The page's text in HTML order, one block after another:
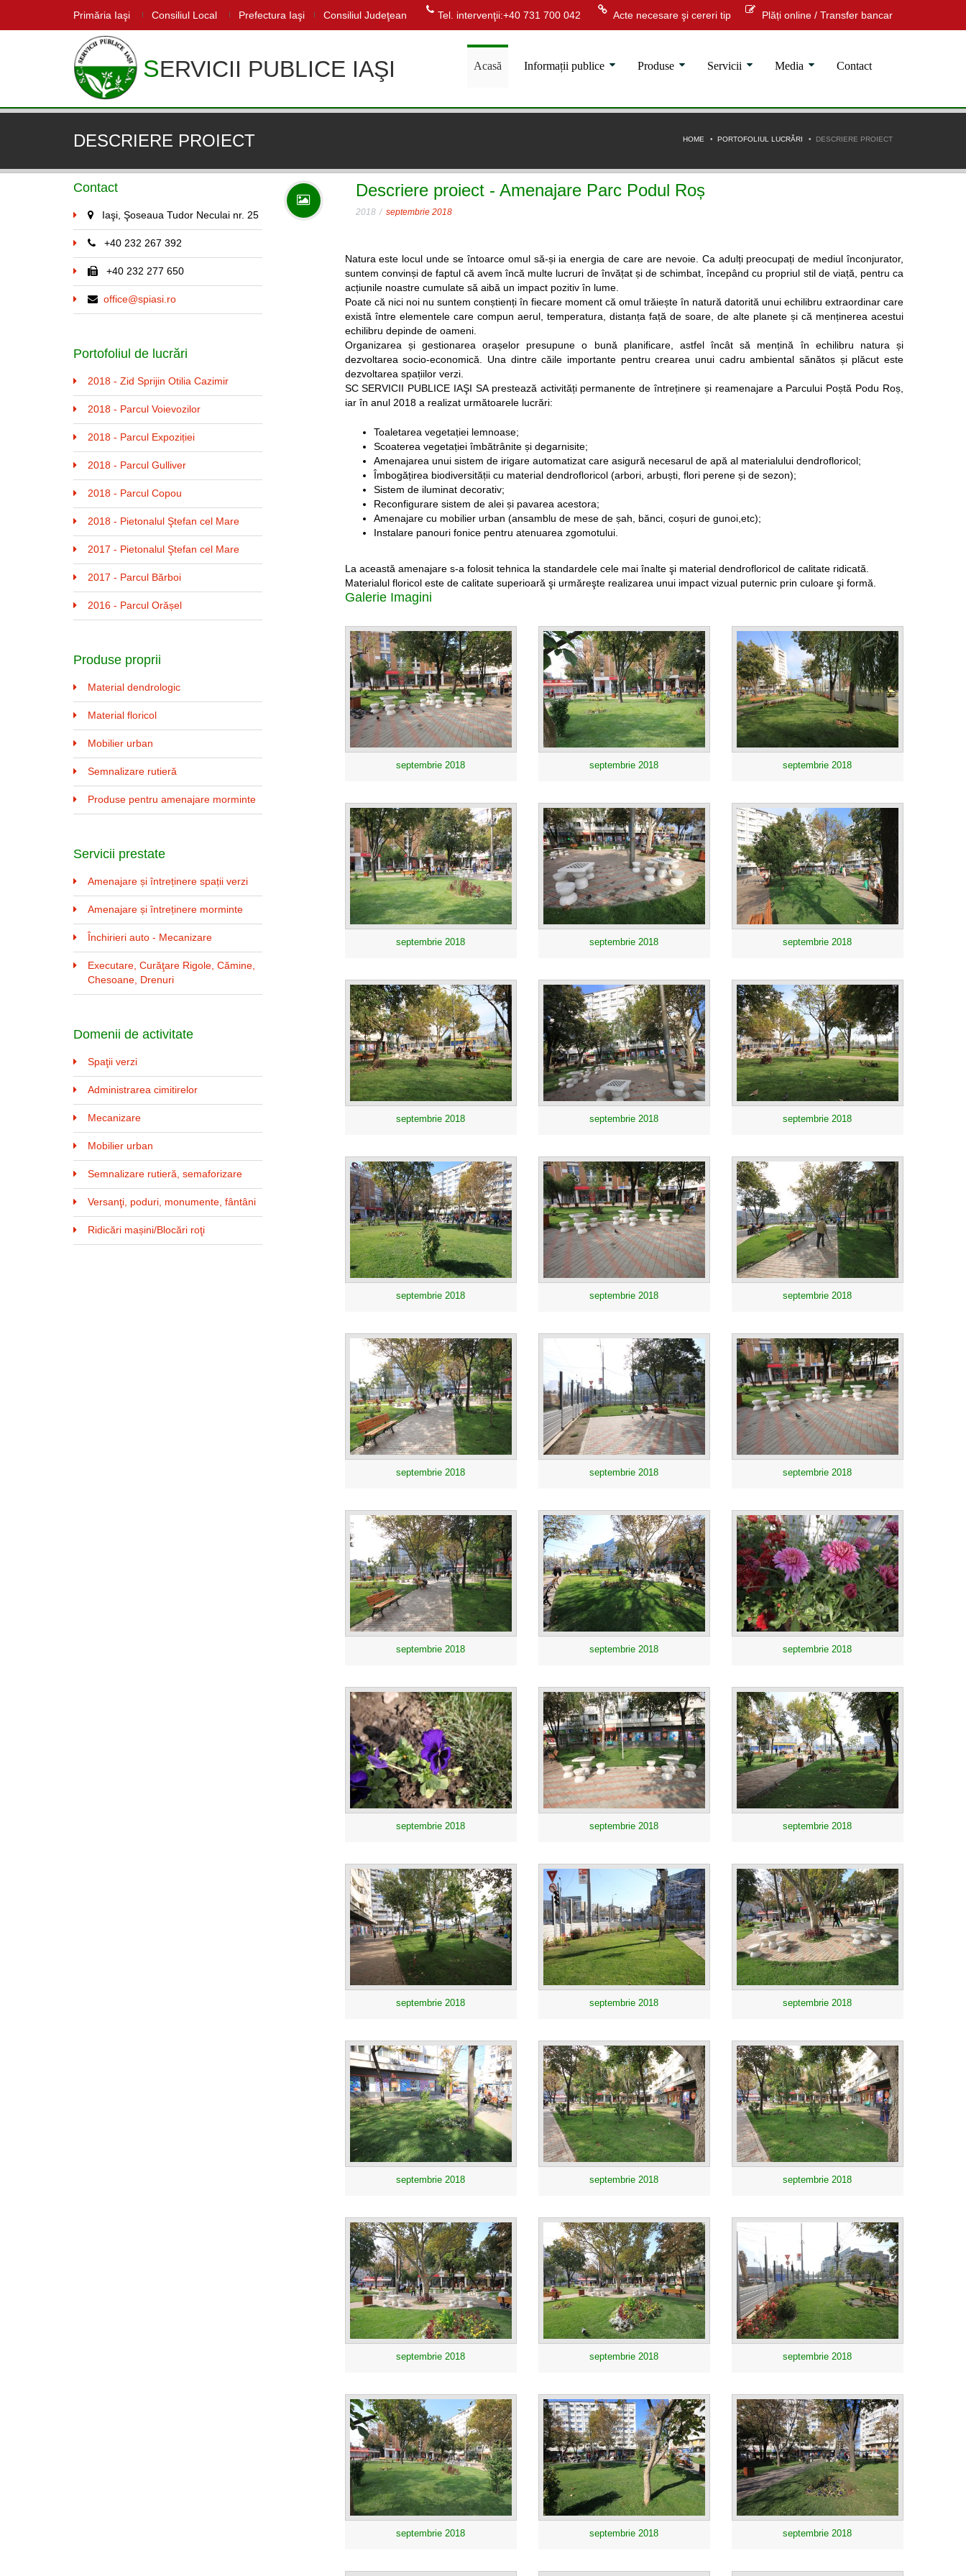
Primăria Iaşi Consiliul Local Prefectura Iaşi Consiliul Judeţean Tel. intervenţii:+40 731 700 042 Acte necesare şi cereri tip Plăți online / Transfer bancar
SERVICII PUBLICE IAŞI Acasă Informații publice Produse Servicii Media Contact
DESCRIERE PROIECT HOME PORTOFOLIUL LUCRĂRI DESCRIERE PROIECT
Contact
Iaşi, Şoseaua Tudor Neculai nr. 25
+40 232 267 392
+40 232 277 650
office@spiasi.ro
Portofoliul de lucrări
2018 - Zid Sprijin Otilia Cazimir
2018 - Parcul Voievozilor
2018 - Parcul Expoziției
2018 - Parcul Gulliver
2018 - Parcul Copou
2018 - Pietonalul Ştefan cel Mare
2017 - Pietonalul Ştefan cel Mare
2017 - Parcul Bărboi
2016 - Parcul Orășel
Produse proprii
Material dendrologic
Material floricol
Mobilier urban
Semnalizare rutieră
Produse pentru amenajare morminte
Servicii prestate
Amenajare și întreținere spații verzi
Amenajare și întreținere morminte
Închirieri auto - Mecanizare
Executare, Curăţare Rigole, Cămine,
Chesoane, Drenuri
Domenii de activitate
Spaţii verzi
Administrarea cimitirelor
Mecanizare
Mobilier urban
Semnalizare rutieră, semaforizare
Versanţi, poduri, monumente, fântâni
Ridicări mașini/Blocări roţi
Descriere proiect - Amenajare Parc Podul Roș
2018 septembrie 2018
Natura este locul unde se întoarce omul să-și ia energia de care are nevoie. Ca adulți preocupați de mediul înconjurator,
suntem convinși de faptul că avem încă multe lucruri de învățat și de schimbat, începând cu propriul stil de viață, pentru ca
acțiunile noastre cumulate să aibă un impact pozitiv în lume.
Poate că nici noi nu suntem conștienți în fiecare moment că omul trăiește în natură datorită unui echilibru extraordinar care
există între elementele care compun aerul, temperatura, distanța față de soare, de alte planete și că menținerea acestui
echilibru depinde de oameni.
Organizarea și gestionarea orașelor presupune o bună planificare, astfel încât să mențină în echilibru natura și
dezvoltarea socio-economică. Una dintre căile importante pentru crearea unui cadru ambiental sănătos și plăcut este
dezvoltarea spațiilor verzi.
SC SERVICII PUBLICE IAŞI SA prestează activități permanente de întreținere și reamenajare a Parcului Poștă Podu Roș,
iar în anul 2018 a realizat următoarele lucrări:
Toaletarea vegetației lemnoase;
Scoaterea vegetației îmbătrânite și degarnisite;
Amenajarea unui sistem de irigare automatizat care asigură necesarul de apă al materialului dendrofloricol;
Îmbogățirea biodiversității cu material dendrofloricol (arbori, arbuști, flori perene și de sezon);
Sistem de iluminat decorativ;
Reconfigurare sistem de alei și pavarea acestora;
Amenajare cu mobilier urban (ansamblu de mese de șah, bănci, coșuri de gunoi,etc);
Instalare panouri fonice pentru atenuarea zgomotului.
La această amenajare s-a folosit tehnica la standardele cele mai înalte şi material dendrofloricol de calitate ridicată.
Materialul floricol este de calitate superioară şi urmăreşte realizarea unui impact vizual puternic prin culoare şi formă.
Galerie Imagini
septembrie 2018 septembrie 2018 septembrie 2018
septembrie 2018 septembrie 2018 septembrie 2018
septembrie 2018 septembrie 2018 septembrie 2018
septembrie 2018 septembrie 2018 septembrie 2018
septembrie 2018 septembrie 2018 septembrie 2018
septembrie 2018 septembrie 2018 septembrie 2018
septembrie 2018 septembrie 2018 septembrie 2018
septembrie 2018 septembrie 2018 septembrie 2018
septembrie 2018 septembrie 2018 septembrie 2018
septembrie 2018 septembrie 2018 septembrie 2018
septembrie 2018 septembrie 2018 septembrie 2018